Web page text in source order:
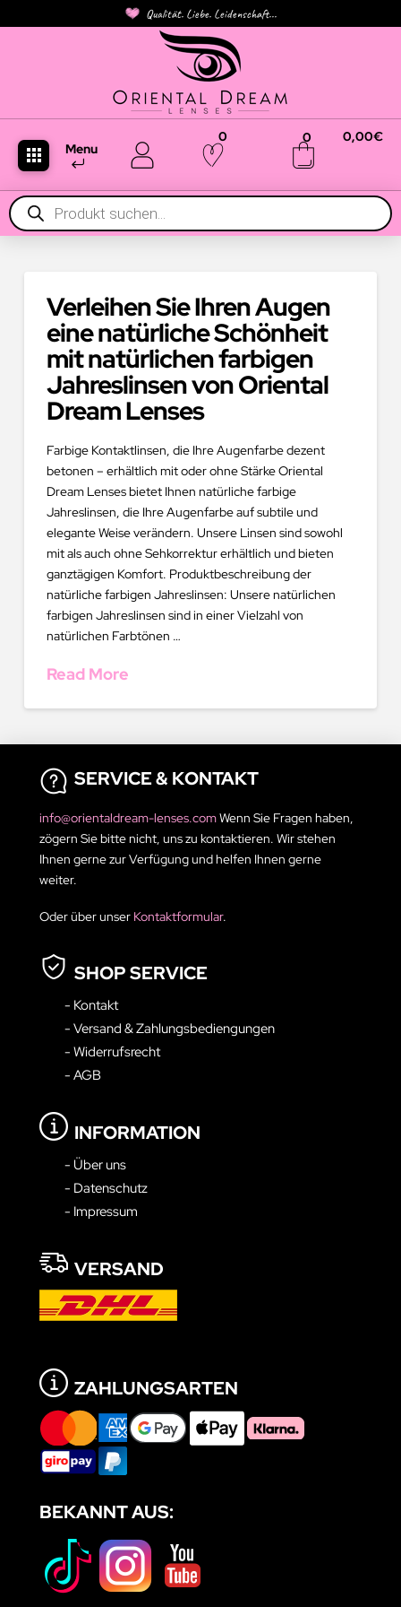
Qualität. Liebe. Leidenschaft...
Menu
0 0 0,00€
Products
search
Verleihen Sie Ihren Augen
eine natürliche Schönheit
mit natürlichen farbigen
Jahreslinsen von Oriental
Dream Lenses
Farbige Kontaktlinsen, die Ihre Augenfarbe dezent
betonen – erhältlich mit oder ohne Stärke Oriental
Dream Lenses bietet Ihnen natürliche farbige
Jahreslinsen, die Ihre Augenfarbe auf subtile und
elegante Weise verändern. Unsere Linsen sind sowohl
mit als auch ohne Sehkorrektur erhältlich und bieten
ganztägigen Komfort. Produktbeschreibung der
natürliche farbigen Jahreslinsen: Unsere natürlichen
farbigen Jahreslinsen sind in einer Vielzahl von
natürlichen Farbtönen …
Read More
SERVICE & KONTAKT
info@orientaldream-lenses.comWenn Sie Fragen haben,
zögern Sie bitte nicht, uns zu kontaktieren. Wir stehen
Ihnen gerne zur Verfügung und helfen Ihnen gerne
weiter.
Oder über unser Kontaktformular.
SHOP SERVICE
- Kontakt
- Versand & Zahlungsbediengungen
- Widerrufsrecht
- AGB
INFORMATION
- Über uns
- Datenschutz
- Impressum
VERSAND
ZAHLUNGSARTEN
BEKANNT AUS: